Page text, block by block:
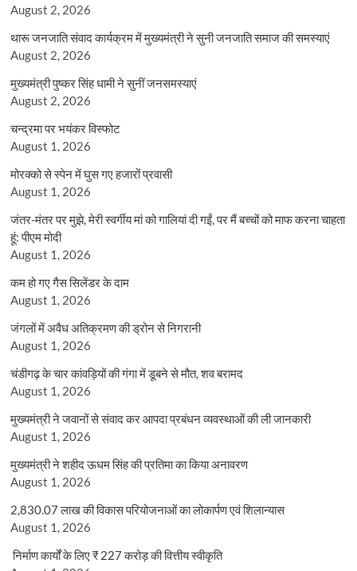
August 2, 2026
थारू जनजाति संवाद कार्यक्रम में मुख्यमंत्री ने सुनी जनजाति समाज की समस्याएं
August 2, 2026
मुख्यमंत्री पुष्कर सिंह धामी ने सुनीं जनसमस्याएं
August 2, 2026
चन्द्रमा पर भयंकर विस्फोट
August 1, 2026
मोरक्को से स्पेन में घुस गए हजारों प्रवासी
August 1, 2026
जंतर-मंतर पर मुझे, मेरी स्वर्गीय मां को गालियां दी गईं, पर मैं बच्चों को माफ करना चाहता
हूं: पीएम मोदी
August 1, 2026
कम हो गए गैस सिलेंडर के दाम
August 1, 2026
जंगलों में अवैध अतिक्रमण की ड्रोन से निगरानी
August 1, 2026
चंडीगढ़ के चार कांवड़ियों की गंगा में डूबने से मौत, शव बरामद
August 1, 2026
मुख्यमंत्री ने जवानों से संवाद कर आपदा प्रबंधन व्यवस्थाओं की ली जानकारी
August 1, 2026
मुख्यमंत्री ने शहीद ऊधम सिंह की प्रतिमा का किया अनावरण
August 1, 2026
2,830.07 लाख की विकास परियोजनाओं का लोकार्पण एवं शिलान्यास
August 1, 2026
निर्माण कार्यों के लिए ₹ 227 करोड़ की वित्तीय स्वीकृति